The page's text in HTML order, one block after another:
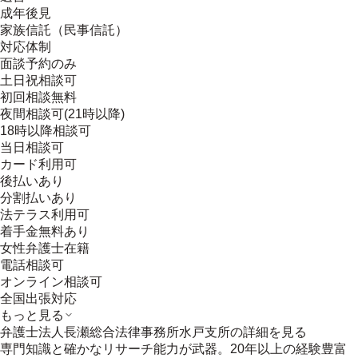
成年後見
家族信託（民事信託）
対応体制
面談予約のみ
土日祝相談可
初回相談無料
夜間相談可(21時以降)
18時以降相談可
当日相談可
カード利用可
後払いあり
分割払いあり
法テラス利用可
着手金無料あり
女性弁護士在籍
電話相談可
オンライン相談可
全国出張対応
もっと見る
弁護士法人長瀬総合法律事務所水戸支所の詳細を見る
専門知識と確かなリサーチ能力が武器。20年以上の経験豊富